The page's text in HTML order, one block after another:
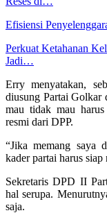
Efisiensi
Perkuat Ketahanan
Jadi…
Erry menyatakan,
diusung Partai Golkar
mau tidak mau
resmi dari DPP.
“Jika memang saya
kader partai harus siap
Sekretaris DPD II
hal serupa.
saja.